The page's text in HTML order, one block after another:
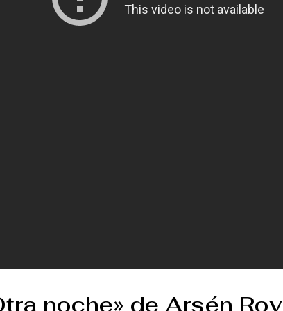
noche» de Arsén Roy